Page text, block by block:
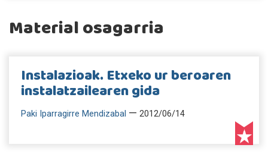
Material osagarria
Instalazioak. Etxeko ur beroaren
instalatzailearen gida
Paki Iparragirre Mendizabal — 2012/06/14